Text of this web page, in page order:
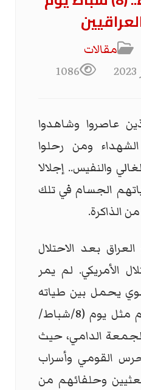
مقالات
1086
عاصروا وشاهدوا
الشهداء ومن رحلوا
والنفيس.. إجلالا
الجسام في تلك
الذاكرة.
بعد الاحتلال
الأمريكي. لم يمر
يحمل بين طياته
الكره والحقد والانتقام مثل يوم (8/شباط/
الدامي، حيث
القومي وأسراب
وحلفائهم من